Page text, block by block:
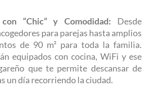
con “Chic” y Comodidad: Desde
para parejas hasta amplios
de 90 m² para toda la familia.
equipados con cocina, WiFi y ese
que te permite descansar de
un día recorriendo la ciudad.